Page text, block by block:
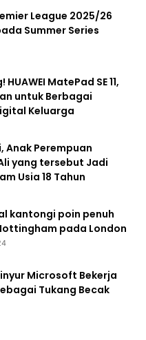
League 2025/26
Summer Series
MatePad SE 11,
untuk Berbagai
Keluarga
Anak Perempuan
yang tersebut Jadi
Usia 18 Tahun
kantongi poin penuh
pada London
Microsoft Bekerja
Tukang Becak